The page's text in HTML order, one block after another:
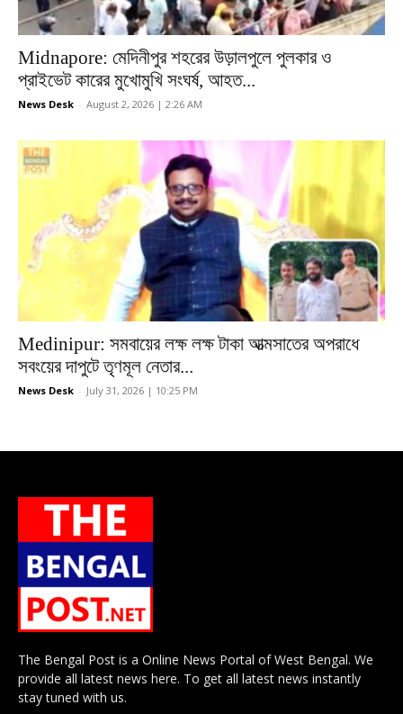
Midnapore: মেদিনীপুর শহরের উড়ালপুলে পুলকার ও
প্রাইভেট কারের মুখোমুখি সংঘর্ষ, আহত...
News Desk - August 2, 2026 | 2:26 AM
Medinipur: সমবায়ের লক্ষ লক্ষ টাকা আত্মসাতের অপরাধে
সবংয়ের দাপুটে তৃণমূল নেতার...
News Desk - July 31, 2026 | 10:25 PM
The Bengal Post is a Online News Portal of West Bengal. We
provide all latest news here. To get all latest news instantly
stay tuned with us.